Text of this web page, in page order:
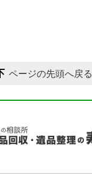
ページの先頭へ戻る